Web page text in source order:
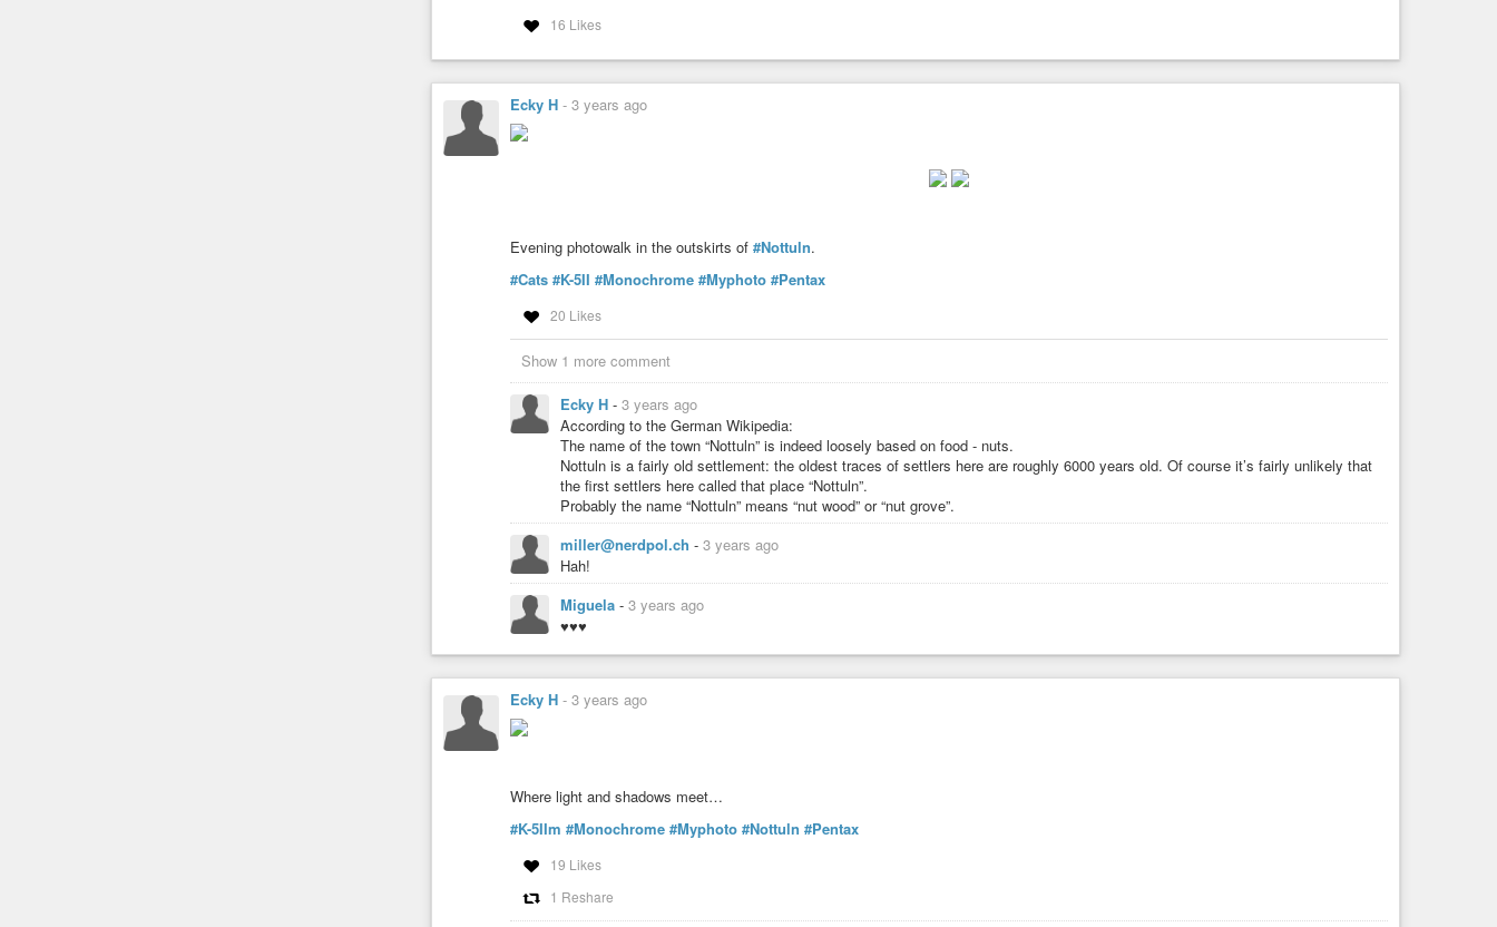
16 Likes
Ecky H - 3 years ago
Evening photowalk in the outskirts of #Nottuln.
#Cats #K-5II #Monochrome #Myphoto #Pentax
20 Likes
Show 1 more comment
Ecky H - 3 years ago
According to the German Wikipedia:
The name of the town “Nottuln” is indeed loosely based on food - nuts.
Nottuln is a fairly old settlement: the oldest traces of settlers here are roughly 6000 years old. Of course it’s fairly unlikely that
the first settlers here called that place “Nottuln”.
Probably the name “Nottuln” means “nut wood” or “nut grove”.
miller@nerdpol.ch - 3 years ago
Hah!
Miguela - 3 years ago
♥♥♥
Ecky H - 3 years ago
Where light and shadows meet…
#K-5IIm #Monochrome #Myphoto #Nottuln #Pentax
19 Likes
1 Reshare